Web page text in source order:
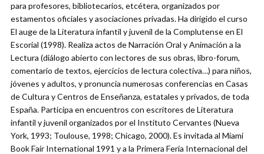
para profesores, bibliotecarios, etcétera, organizados por
estamentos oficiales y asociaciones privadas. Ha dirigido el curso
El auge de la Literatura infantil y juvenil de la Complutense en El
Escorial (1998). Realiza actos de Narración Oral y Animación a la
Lectura (diálogo abierto con lectores de sus obras, libro-forum,
comentario de textos, ejercicios de lectura colectiva…) para niños,
jóvenes y adultos, y pronuncia numerosas conferencias en Casas
de Cultura y Centros de Enseñanza, estatales y privados, de toda
España. Participa en encuentros con escritores de Literatura
infantil y juvenil organizados por el Instituto Cervantes (Nueva
York, 1993; Toulouse, 1998; Chicago, 2000). Es invitada al Miami
Book Fair International 1991 y a la Primera Feria Internacional del